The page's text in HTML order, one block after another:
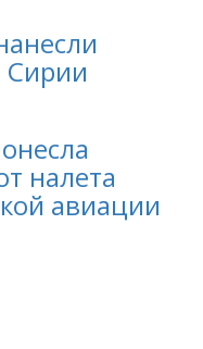
Сирии
налета
авиации